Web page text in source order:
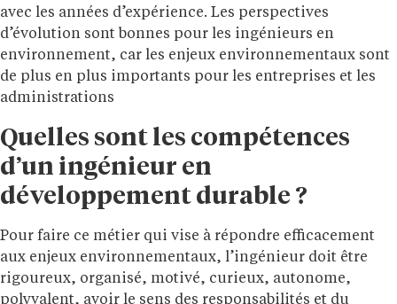
avec les années d’expérience. Les perspectives
d’évolution sont bonnes pour les ingénieurs en
environnement, car les enjeux environnementaux sont
de plus en plus importants pour les entreprises et les
administrations
Quelles sont les compétences
d’un ingénieur en
développement durable ?
Pour faire ce métier qui vise à répondre efficacement
aux enjeux environnementaux, l’ingénieur doit être
rigoureux, organisé, motivé, curieux, autonome,
polyvalent, avoir le sens des responsabilités et du